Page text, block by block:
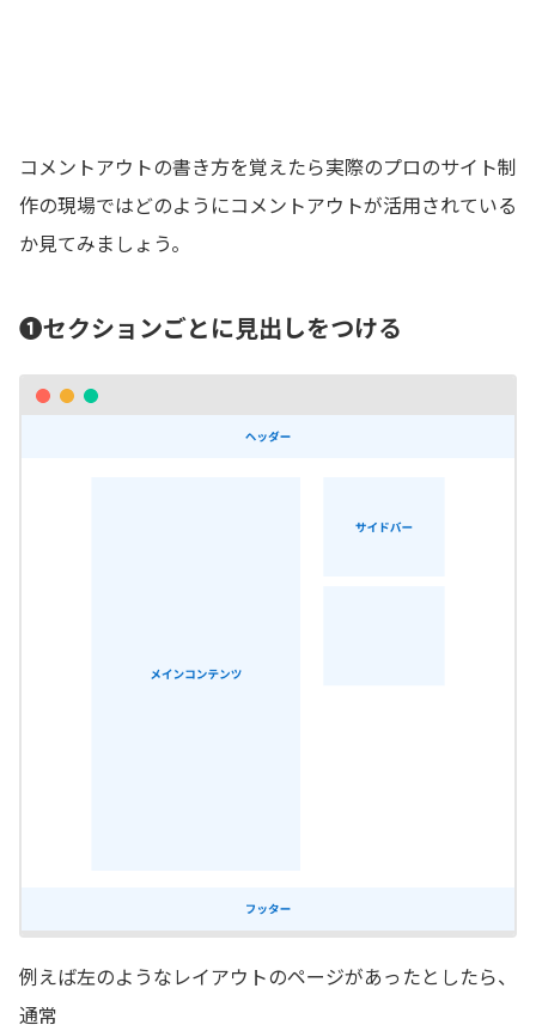
コメントアウトの書き方を覚えたら実際のプロのサイト制
作の現場ではどのようにコメントアウトが活用されている
か見てみましょう。
❶セクションごとに見出しをつける
例えば左のようなレイアウトのページがあったとしたら、
通常